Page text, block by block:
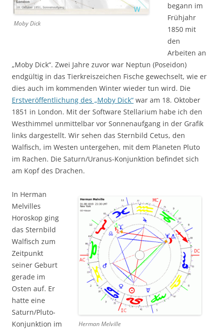
Moby Dick
begann im
Frühjahr
1850 mit
den
Arbeiten an
„Moby Dick“. Zwei Jahre zuvor war Neptun (Poseidon)
endgültig in das Tierkreiszeichen Fische gewechselt, wie er
dies auch im kommenden Winter wieder tun wird. Die
Erstveröffentlichung des „Moby Dick“ war am 18. Oktober
1851 in London. Mit der Software Stellarium habe ich den
Westhimmel unmittelbar vor Sonnenaufgang in der Grafik
links dargestellt. Wir sehen das Sternbild Cetus, den
Walfisch, im Westen untergehen, mit dem Planeten Pluto
im Rachen. Die Saturn/Uranus-Konjunktion befindet sich
am Kopf des Drachen.
Herman Melville
In Herman
Melvilles
Horoskop ging
das Sternbild
Walfisch zum
Zeitpunkt
seiner Geburt
gerade im
Osten auf. Er
hatte eine
Saturn/Pluto-
Konjunktion im